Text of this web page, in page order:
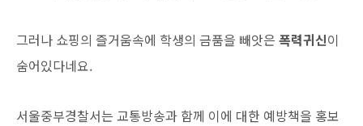
그러나 쇼핑의 즐거움속에 학생의 금품을 빼앗은 폭력귀신이
숨어있다네요.
서울중부경찰서는 교통방송과 함께 이에 대한 예방책을 홍보